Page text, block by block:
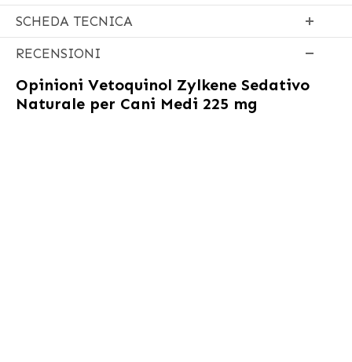
SCHEDA TECNICA
RECENSIONI
Opinioni Vetoquinol Zylkene Sedativo
Naturale per Cani Medi 225 mg